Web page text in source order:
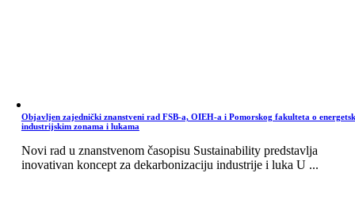
Objavljen zajednički znanstveni rad FSB-a, OIEH-a i Pomorskog fakulteta o
industrijskim zonama i lukama
Novi rad u znanstvenom časopisu Sustainability predstavlja
inovativan koncept za dekarbonizaciju industrije i luka U ...